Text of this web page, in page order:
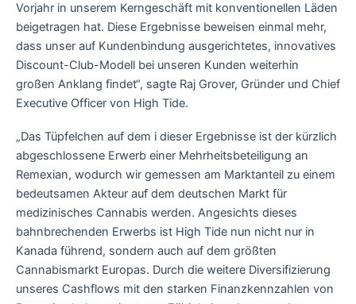
Vorjahr in unserem Kerngeschäft mit konventionellen Läden
beigetragen hat. Diese Ergebnisse beweisen einmal mehr,
dass unser auf Kundenbindung ausgerichtetes, innovatives
Discount-Club-Modell bei unseren Kunden weiterhin
großen Anklang findet“, sagte Raj Grover, Gründer und Chief
Executive Officer von High Tide.
„Das Tüpfelchen auf dem i dieser Ergebnisse ist der kürzlich
abgeschlossene Erwerb einer Mehrheitsbeteiligung an
Remexian, wodurch wir gemessen am Marktanteil zu einem
bedeutsamen Akteur auf dem deutschen Markt für
medizinisches Cannabis werden. Angesichts dieses
bahnbrechenden Erwerbs ist High Tide nun nicht nur in
Kanada führend, sondern auch auf dem größten
Cannabismarkt Europas. Durch die weitere Diversifizierung
unseres Cashflows mit den starken Finanzkennzahlen von